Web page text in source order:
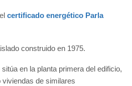
certificado energético Parla
construido en 1975.
en la planta primera del edificio,
viviendas de similares